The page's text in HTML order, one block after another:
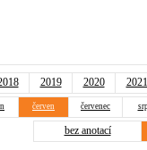
2019 2020 2021
červen červenec
bez anotací